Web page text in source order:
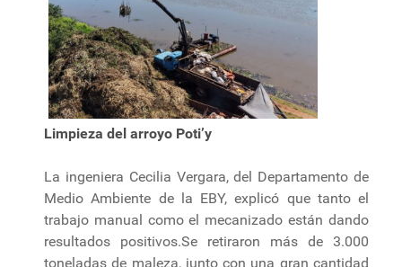
Limpieza del arroyo Poti’y
La ingeniera Cecilia Vergara, del Departamento de
Medio Ambiente de la EBY, explicó que tanto el
trabajo manual como el mecanizado están dando
resultados positivos.Se retiraron más de 3.000
toneladas de maleza, junto con una gran cantidad